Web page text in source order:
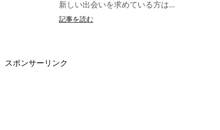
新しい出会いを求めている方は...
記事を読む
スポンサーリンク